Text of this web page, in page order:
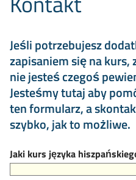
Jeśli potrzebujesz
zapisaniem się na
nie jesteś czegoś
Jesteśmy tutaj aby
ten formularz, a
szybko, jak to możliwe.
Jaki kurs języka